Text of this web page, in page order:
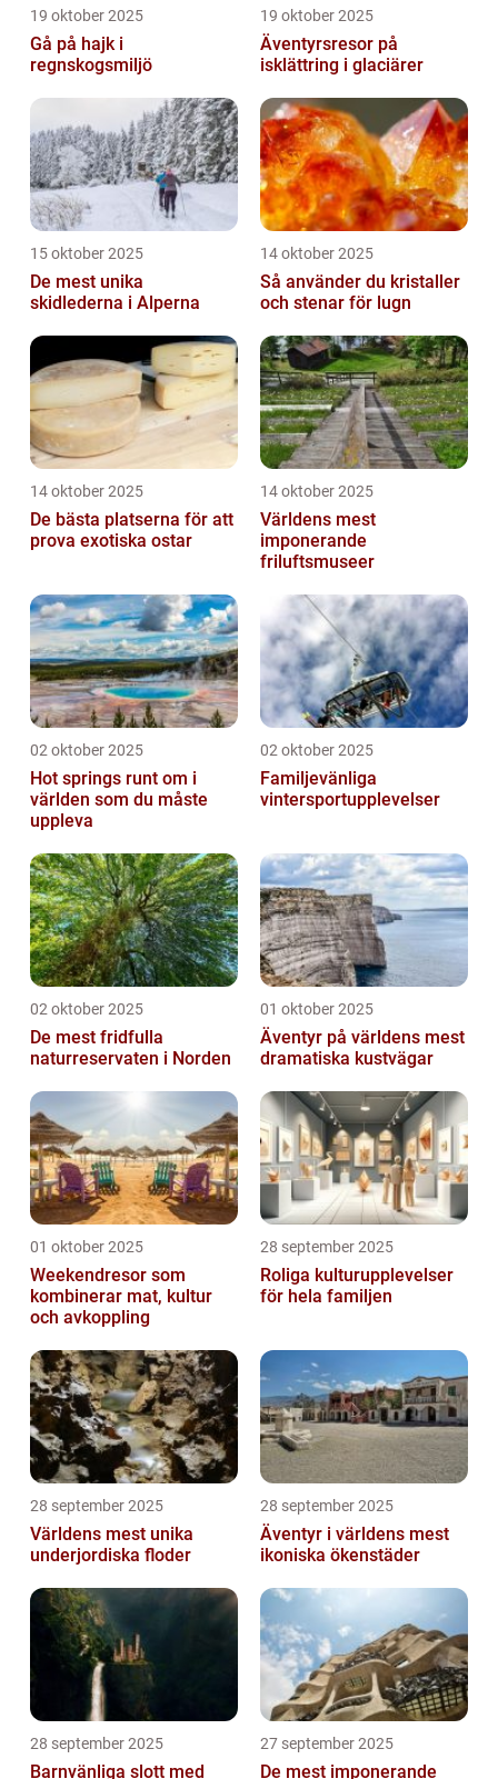
19 oktober 2025
Gå på hajk i
regnskogsmiljö
19 oktober 2025
Äventyrsresor på
isklättring i glaciärer
15 oktober 2025
De mest unika
skidlederna i Alperna
14 oktober 2025
Så använder du kristaller
och stenar för lugn
14 oktober 2025
De bästa platserna för att
prova exotiska ostar
14 oktober 2025
Världens mest
imponerande
friluftsmuseer
02 oktober 2025
Hot springs runt om i
världen som du måste
uppleva
02 oktober 2025
Familjevänliga
vintersportupplevelser
02 oktober 2025
De mest fridfulla
naturreservaten i Norden
01 oktober 2025
Äventyr på världens mest
dramatiska kustvägar
01 oktober 2025
Weekendresor som
kombinerar mat, kultur
och avkoppling
28 september 2025
Roliga kulturupplevelser
för hela familjen
28 september 2025
Världens mest unika
underjordiska floder
28 september 2025
Äventyr i världens mest
ikoniska ökenstäder
28 september 2025
Barnvänliga slott med
27 september 2025
De mest imponerande